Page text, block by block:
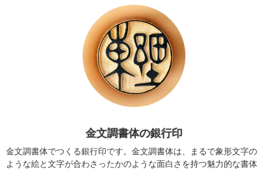
金文調書体の銀行印
金文調書体でつくる銀行印です。金文調書体は、まるで象形文字の
ような絵と文字が合わさったかのような面白さを持つ魅力的な書体